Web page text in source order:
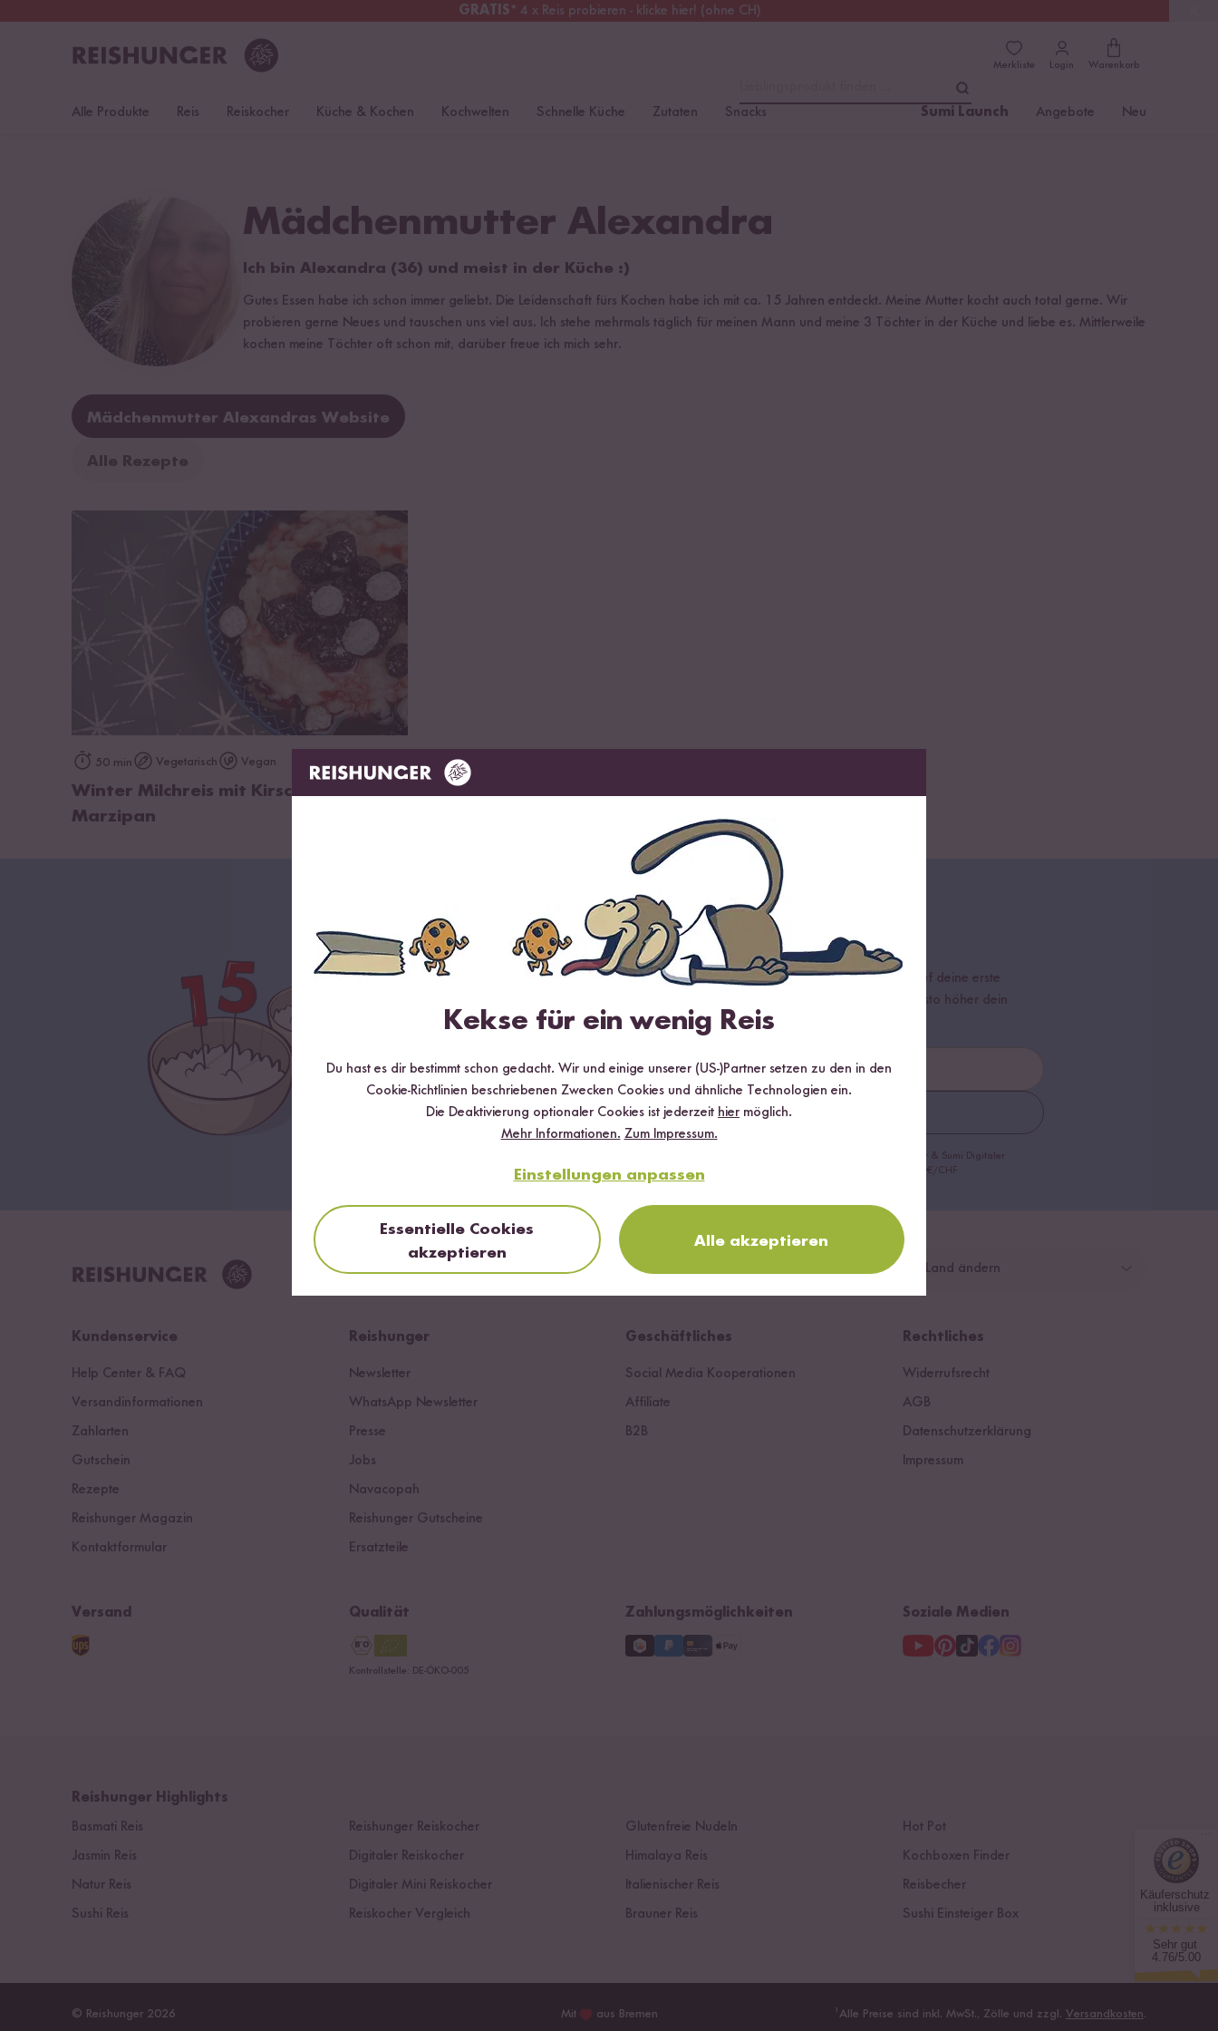
GRATIS* 4 x Reis probieren - klicke hier! (ohne CH)
Alle Zölle & Steuern inklusive
Merkliste Login Warenkorb
Alle Produkte Reis Reiskocher Küche & Kochen Kochwelten Schnelle Küche Zutaten Snacks Sumi Launch Angebote Neu
Mädchenmutter Alexandra
Ich bin Alexandra (36) und meist in der Küche :)
Gutes Essen habe ich schon immer geliebt. Die Leidenschaft fürs Kochen habe ich mit ca. 15 Jahren entdeckt. Meine Mutter kocht auch total gerne. Wir
probieren gerne Neues und tauschen uns viel aus. Ich stehe mehrmals täglich für meinen Mann und meine 3 Töchter in der Küche und liebe es. Mittlerweile
kochen meine Töchter oft schon mit, darüber freue ich mich sehr.
Mädchenmutter Alexandras Website
Alle Rezepte
50 min Vegetarisch Vegan
Winter Milchreis mit Kirschen und
Marzipan
Jetzt zum Newsletter
anmelden
Sichere dir bis zu15 % Willkommensrabatt*
auf deine erste
Bestellung. Hierbei gilt: Je voller dein Warenkorb, desto höher dein
Rabatt.
Abonnieren
*gültig bei 15 % Rabatt ab 99 €/CHF (exkl. Sumi Digitaler Reiskocher & Sumi Digitaler
Reiskocher Starter Set), 10 % Rabatt ab 69 €/CHF, 5 % Rabatt ab 29 €/CHF
Land ändern
Österreich
Niederlande
Kundenservice
Help Center & FAQ
Versandinformationen
Zahlarten
Gutschein
Rezepte
Reishunger Magazin
Kontaktformular
Reishunger
Newsletter
WhatsApp Newsletter
Presse
Jobs
Navacopah
Reishunger Gutscheine
Ersatzteile
Geschäftliches
Social Media Kooperationen
Affiliate
B2B
Rechtliches
Widerrufsrecht
AGB
Datenschutzerklärung
Impressum
Versand Qualität
Kontrollstelle: DE-ÖKO-005
Zahlungsmöglichkeiten Soziale Medien
Reishunger Highlights
Basmati Reis
Jasmin Reis
Natur Reis
Sushi Reis
Reishunger Reiskocher
Digitaler Reiskocher
Digitaler Mini Reiskocher
Reiskocher Vergleich
Glutenfreie Nudeln
Himalaya Reis
Italienischer Reis
Brauner Reis
Hot Pot
Kochboxen Finder
Reisbecher
Sushi Einsteiger Box
© Reishunger 2026 Mit aus Bremen ¹Alle Preise sind inkl. MwSt., Zölle und zzgl. Versandkosten.
Kekse für ein wenig Reis
Du hast es dir bestimmt schon gedacht. Wir und einige unserer (US-)Partner setzen zu den in den
Cookie-Richtlinien beschriebenen Zwecken Cookies und ähnliche Technologien ein.
Die Deaktivierung optionaler Cookies ist jederzeit hier möglich.
Mehr Informationen. Zum Impressum.
Einstellungen anpassen
Essentielle Cookies
akzeptieren
Alle akzeptieren
Käuferschutz
inklusive
Sehr gut
4.76/5.00